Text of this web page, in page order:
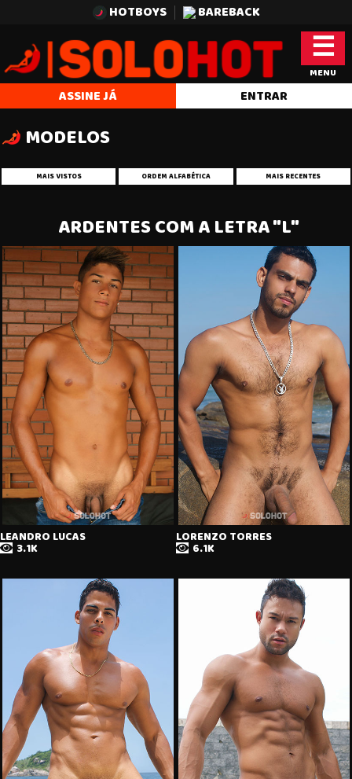
HOTBOYS BAREBACK
☰
MENU
ASSINE JÁ ENTRAR
MODELOS
MAIS VISTOS ORDEM ALFABÉTICA MAIS RECENTES
ARDENTES COM A LETRA "L"
LEANDRO LUCAS
3.1K
LORENZO TORRES
6.1K